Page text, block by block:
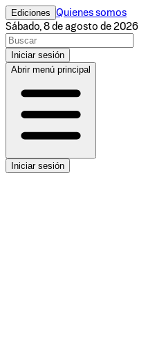
Ediciones Quienes somos
Sábado, 8 de agosto de 2026
Iniciar sesión
Abrir menú principal
Iniciar sesión